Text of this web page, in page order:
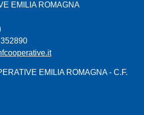
EMILIA ROMAGNA
EMILIA ROMAGNA - C.F.